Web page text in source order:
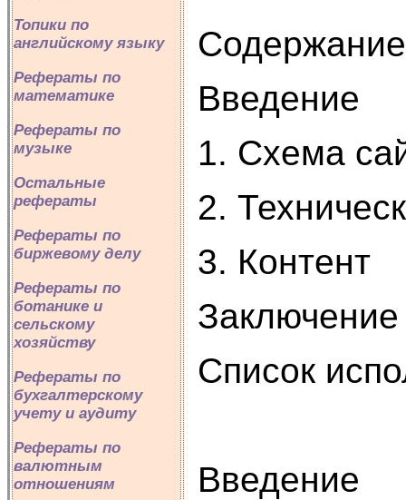
Топики по
английскому языку
Рефераты по
математике
Рефераты по
музыке
Остальные
рефераты
Рефераты по
биржевому делу
Рефераты по
ботанике и
сельскому
хозяйству
Рефераты по
бухгалтерскому
учету и аудиту
Рефераты по
валютным
отношениям
Содержание
Введение
1. Схема
2.
3. Контент
Заключение
Список
Введение